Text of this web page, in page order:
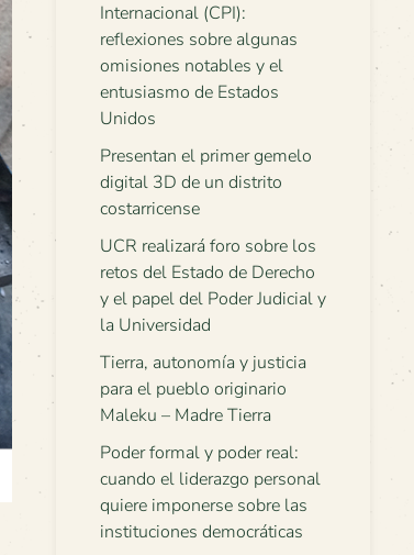
Internacional (CPI):
reflexiones sobre algunas
omisiones notables y el
entusiasmo de Estados
Unidos
Presentan el primer gemelo
digital 3D de un distrito
costarricense
UCR realizará foro sobre los
retos del Estado de Derecho
y el papel del Poder Judicial y
la Universidad
Tierra, autonomía y justicia
para el pueblo originario
Maleku – Madre Tierra
Poder formal y poder real:
cuando el liderazgo personal
quiere imponerse sobre las
instituciones democráticas